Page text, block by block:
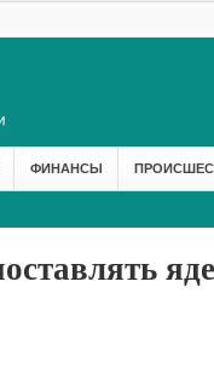
ФИНАНСЫ